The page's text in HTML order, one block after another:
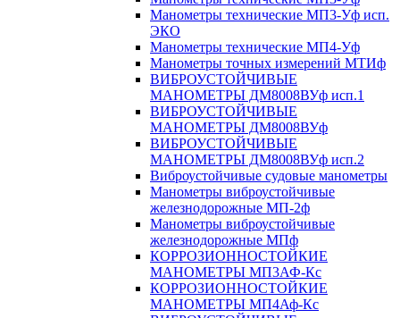
Манометры технические МП3-Уф исп.
ЭКО
Манометры технические МП4-Уф
Манометры точных измерений МТИф
ВИБРОУСТОЙЧИВЫЕ
МАНОМЕТРЫ ДМ8008ВУф исп.1
ВИБРОУСТОЙЧИВЫЕ
МАНОМЕТРЫ ДМ8008ВУф
ВИБРОУСТОЙЧИВЫЕ
МАНОМЕТРЫ ДМ8008ВУф исп.2
Виброустойчивые судовые манометры
Манометры виброустойчивые
железнодорожные МП-2ф
Манометры виброустойчивые
железнодорожные МПф
КОРРОЗИОННОСТОЙКИЕ
МАНОМЕТРЫ МП3АФ-Кс
КОРРОЗИОННОСТОЙКИЕ
МАНОМЕТРЫ МП4Аф-Кс